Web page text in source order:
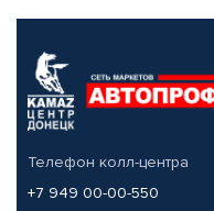
Телефон колл-центра
+7 949 00-00-550